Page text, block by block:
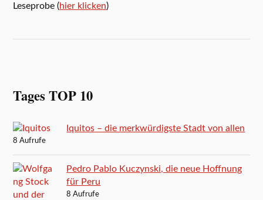
Leseprobe (hier klicken)
Tages TOP 10
Iquitos – die merkwürdigste Stadt von allen
8 Aufrufe
Pedro Pablo Kuczynski, die neue Hoffnung
für Peru
8 Aufrufe